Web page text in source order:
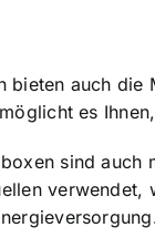
bieten auch
es
sind auch